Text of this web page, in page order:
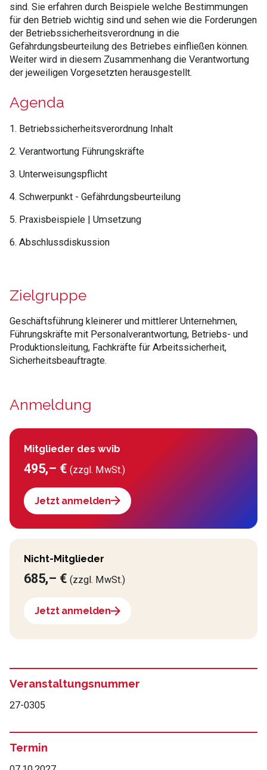
sind. Sie erfahren durch Beispiele welche Bestimmungen
für den Betrieb wichtig sind und sehen wie die Forderungen
der Betriebssicherheitsverordnung in die
Gefährdungsbeurteilung des Betriebes einfließen können.
Weiter wird in diesem Zusammenhang die Verantwortung
der jeweiligen Vorgesetzten herausgestellt.
Agenda
1. Betriebssicherheitsverordnung Inhalt
2. Verantwortung Führungskräfte
3. Unterweisungspflicht
4. Schwerpunkt - Gefährdungsbeurteilung
5. Praxisbeispiele | Umsetzung
6. Abschlussdiskussion
Zielgruppe
Geschäftsführung kleinerer und mittlerer Unternehmen,
Führungskräfte mit Personalverantwortung, Betriebs- und
Produktionsleitung, Fachkräfte für Arbeitssicherheit,
Sicherheitsbeauftragte.
Anmeldung
Mitglieder des wvib
495,– €(zzgl. MwSt.)
Jetzt anmelden
Nicht-Mitglieder
685,– €(zzgl. MwSt.)
Jetzt anmelden
Veranstaltungsnummer
27-0305
Termin